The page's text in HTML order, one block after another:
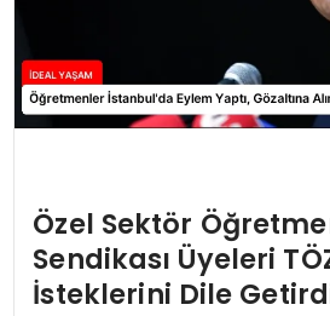
Özel Sektör
Sendikası Üyeleri
İsteklerini Dile